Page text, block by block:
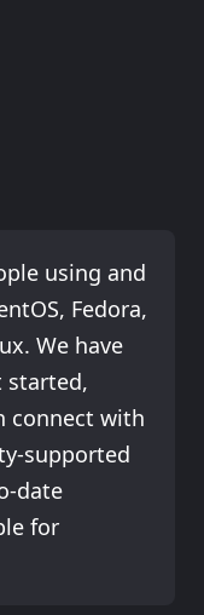
using and
Fedora,
We have
started,
connect with
supported
date
for